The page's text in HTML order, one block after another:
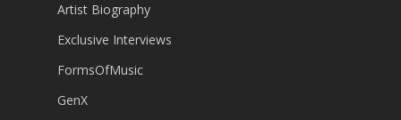
Artist Biography
Exclusive Interviews
FormsOfMusic
GenX